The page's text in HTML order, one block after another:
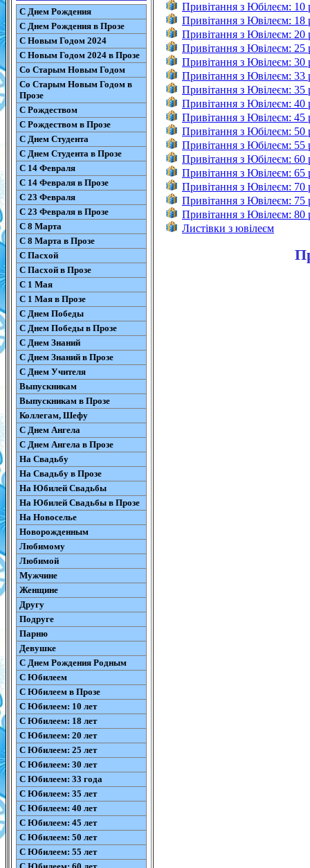
С Днем Рождения
С Днем Рождения в Прозе
С Новым Годом 2024
С Новым Годом 2024 в Прозе
Со Старым Новым Годом
Со Старым Новым Годом в
Прозе
С Рождеством
С Рождеством в Прозе
С Днем Студента
С Днем Студента в Прозе
С 14 Февраля
С 14 Февраля в Прозе
С 23 Февраля
С 23 Февраля в Прозе
С 8 Марта
С 8 Марта в Прозе
С Пасхой
С Пасхой в Прозе
С 1 Мая
С 1 Мая в Прозе
С Днем Победы
С Днем Победы в Прозе
С Днем Знаний
С Днем Знаний в Прозе
С Днем Учителя
Выпускникам
Выпускникам в Прозе
Коллегам, Шефу
С Днем Ангела
С Днем Ангела в Прозе
На Свадьбу
На Свадьбу в Прозе
На Юбилей Свадьбы
На Юбилей Свадьбы в Прозе
На Новоселье
Новорожденным
Любимому
Любимой
Мужчине
Женщине
Другу
Подруге
Парню
Девушке
С Днем Рождения Родным
С Юбилеем
С Юбилеем в Прозе
С Юбилеем: 10 лет
С Юбилеем: 18 лет
С Юбилеем: 20 лет
С Юбилеем: 25 лет
С Юбилеем: 30 лет
С Юбилеем: 33 года
С Юбилеем: 35 лет
С Юбилеем: 40 лет
С Юбилеем: 45 лет
С Юбилеем: 50 лет
С Юбилеем: 55 лет
Привітання з Юбілеєм: 10
Привітання з Ювілеєм: 18
Привітання з Ювілеєм: 20
Привітання з Ювілеєм: 25
Привітання з Ювілеєм: 30
Привітання з Ювілеєм: 33
Привітання з Ювілеєм: 35
Привітання з Ювілеєм: 40
Привітання з Ювілеєм: 45
Привітання з Юбілеєм: 50
Привітання з Юбілеєм: 55
Привітання з Юбілеєм: 60
Привітання з Ювілеєм: 65
Привітання з Ювілеєм: 70
Привітання з Ювілеєм: 75
Привітання з Ювілеєм: 80
Листівки з ювілеєм